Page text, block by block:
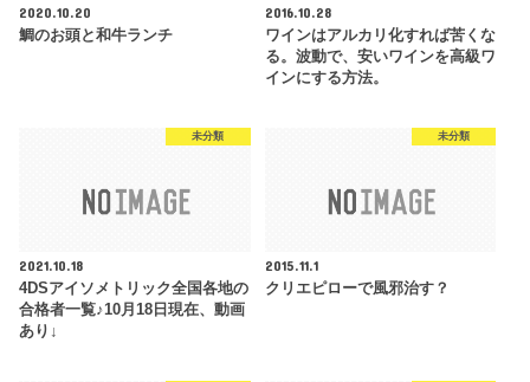
2020.10.20
鯛のお頭と和牛ランチ
2016.10.28
ワインはアルカリ化すれば苦くな
る。波動で、安いワインを高級ワ
インにする方法。
未分類
2021.10.18
4DSアイソメトリック全国各地の
合格者一覧♪10月18日現在、動画
あり↓
未分類
2015.11.1
クリエピローで風邪治す？